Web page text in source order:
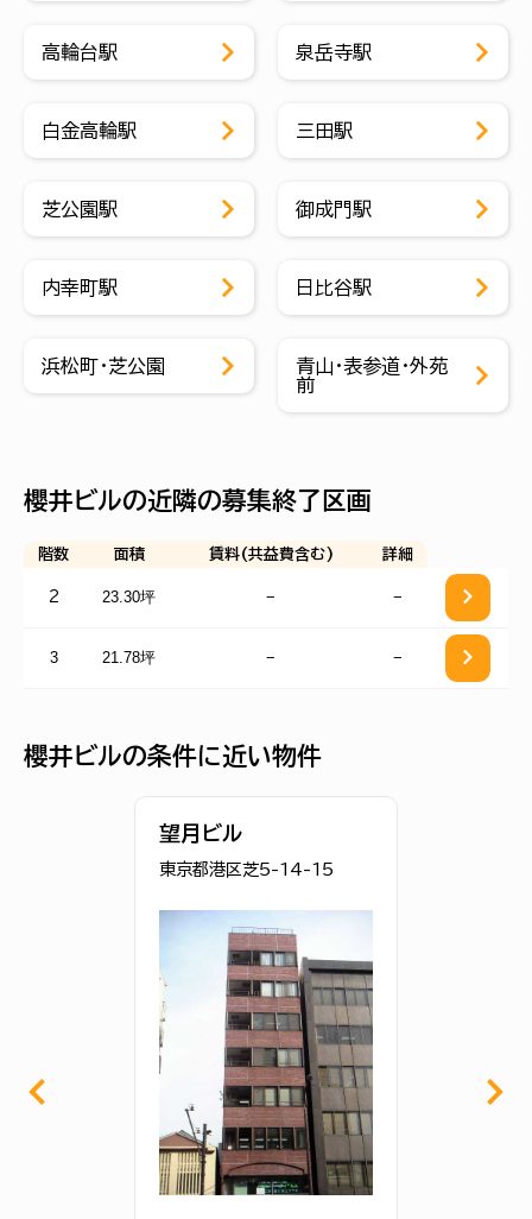
高輪台駅 泉岳寺駅
白金高輪駅 三田駅
芝公園駅 御成門駅
内幸町駅 日比谷駅
浜松町・芝公園
青山・表参道・外苑
前
櫻井ビルの近隣の募集終了区画
階数 面積 賃料(共益費含む) 詳細
2 23.30坪 − −
3 21.78坪 − −
櫻井ビルの条件に近い物件
望月ビル
東京都港区芝5-14-15